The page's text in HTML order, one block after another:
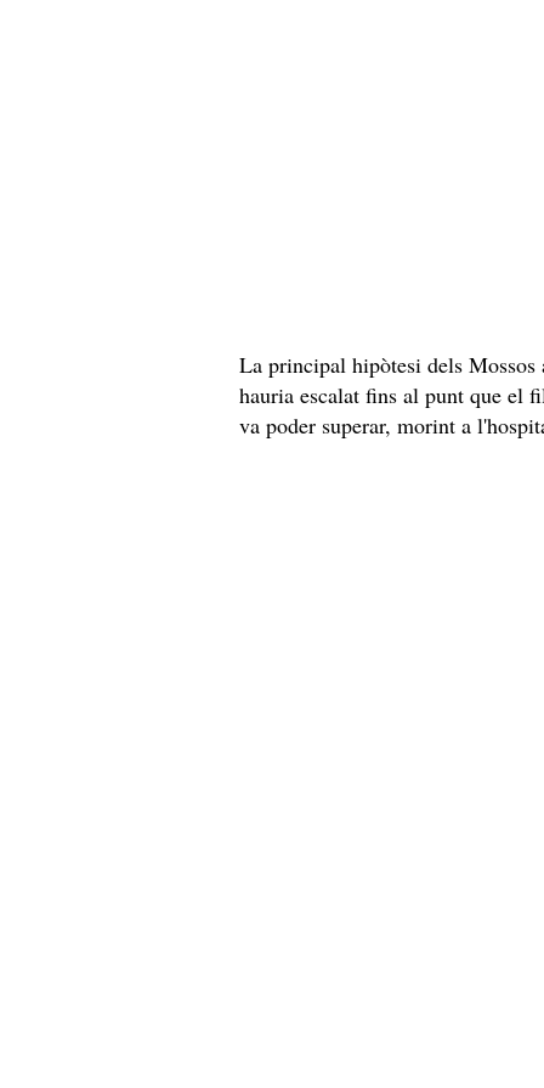
La principal hipòtesi dels
hauria escalat fins al punt que el
va poder superar, morint a